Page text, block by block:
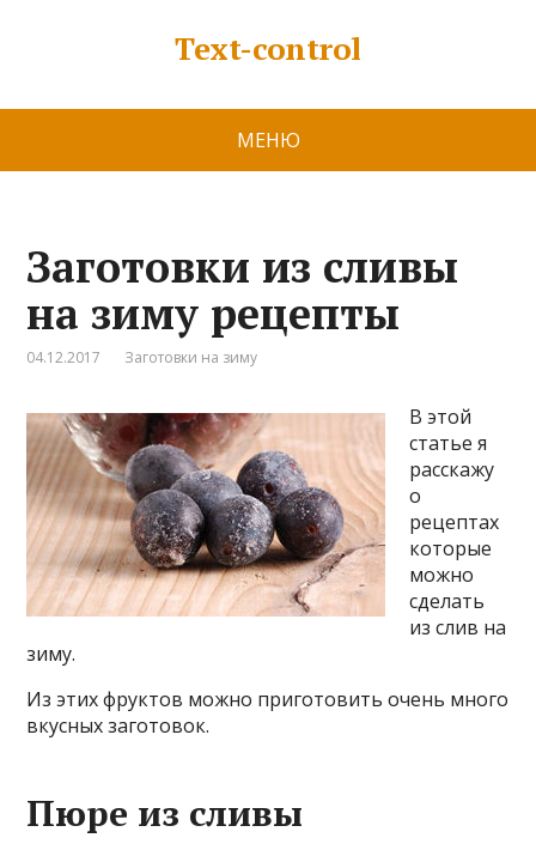
Text-control
МЕНЮ
Заготовки из сливы
на зиму рецепты
04.12.2017 Заготовки на зиму
В этой
статье я
расскажу
о
рецептах
которые
можно
сделать
из слив на
зиму.
Из этих фруктов можно приготовить очень много
вкусных заготовок.
Пюре из сливы